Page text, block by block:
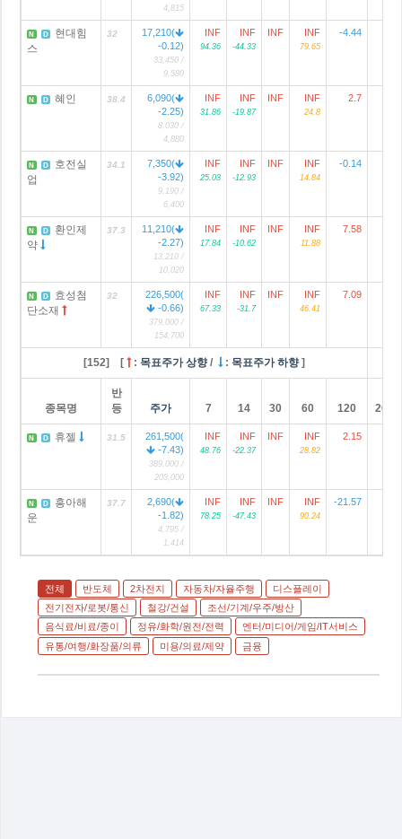
4,815
N D
현대힘
스
32
17,210(
-0.12)
33,450 /
9,580
INF
94.36
INF
-44.33
INF INF
79.65
-4.44
N D 혜인 38.4
6,090(
-2.25)
8,030 /
4,880
INF
31.86
INF
-19.87
INF INF
24.8
2.7
N D
호전실
업
34.1
7,350(
-3.92)
9,190 /
6,400
INF
25.03
INF
-12.93
INF INF
14.84
-0.14
N D
환인제
약
37.3
11,210(
-2.27)
13,210 /
10,020
INF
17.84
INF
-10.62
INF INF
11.88
7.58
N D
효성첨
단소재
32
226,500(
-0.66)
379,000 /
154,700
INF
67.33
INF
-31.7
INF INF
46.41
7.09
[152] [ : 목표주가 상향/ : 목표주가 하향]
종목명
반
등
주가 7 14 30 60 120
N D 휴젤 31.5
261,500(
-7.43)
389,000 /
203,000
INF
48.76
INF
-22.37
INF INF
28.82
2.15
N D
흥아해
운
37.7
2,690(
-1.82)
4,795 /
1,414
INF
78.25
INF
-47.43
INF INF
90.24
-21.57
전체 반도체 2차전지 자동차/자율주행
디스플레이
전기전자/로봇/통신
철강/건설
조선/기계/우주/방산
음식료/비료/종이
정유/화학/원전/전력
엔터/미디어/게임/IT서비스
유통/여행/화장품/의류
미용/의료/제약 금융